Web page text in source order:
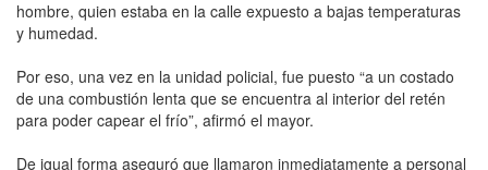
hombre, quien estaba en la calle expuesto a bajas temperaturas
y humedad.
Por eso, una vez en la unidad policial, fue puesto “a un costado
de una combustión lenta que se encuentra al interior del retén
para poder capear el frío”, afirmó el mayor.
De igual forma aseguró que llamaron inmediatamente a personal